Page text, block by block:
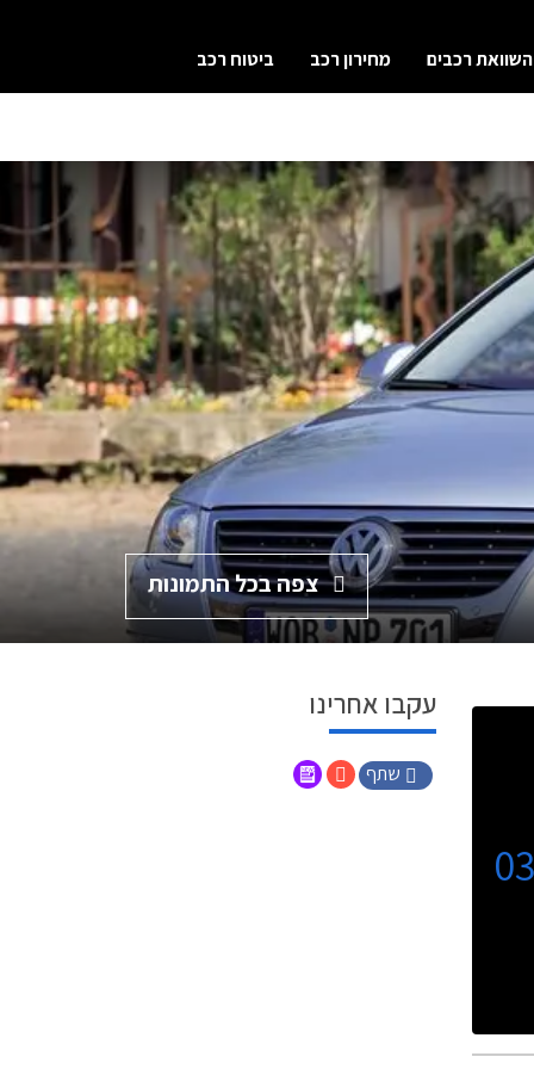
השוואת רכבים מחירון רכב ביטוח רכב
צפה בכל התמונות
עקבו אחרינו
שתף